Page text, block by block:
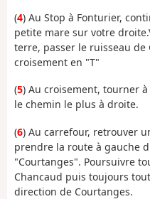
(4) Au Stop à Fonturier,
petite mare sur votre
terre, passer le ruisseau
croisement en "T"
(5) Au croisement, tourner
le chemin le plus à droite.
(6) Au carrefour, retrouver
prendre la route à gauche
"Courtanges". Poursuivre
Chancaud puis toujours
direction de Courtanges.